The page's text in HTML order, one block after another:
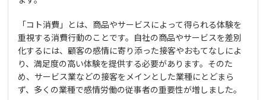
「コト消費」とは、商品やサービスによって得られる体験を
重視する消費行動のことです。自社の商品やサービスを差別
化するには、顧客の感情に寄り添った接客やおもてなしによ
り、満足度の高い体験を提供する必要があります。そのた
め、サービス業などの接客をメインとした業種にとどまら
ず、多くの業種で感情労働の従事者の重要性が増しました。